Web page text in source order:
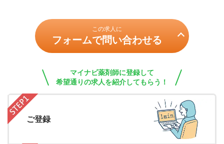
この求人に
フォームで問い合わせる
マイナビ薬剤師に登録して
希望通りの求人を紹介してもらう！
ご登録